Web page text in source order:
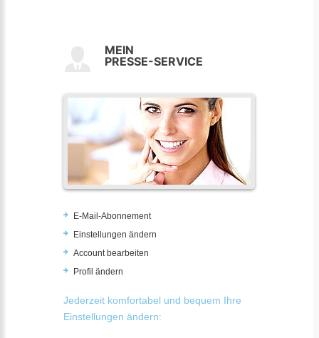
MEIN
PRESSE-SERVICE
E-Mail-Abonnement
Einstellungen ändern
Account bearbeiten
Profil ändern
Jederzeit komfortabel und bequem Ihre
Einstellungen ändern: